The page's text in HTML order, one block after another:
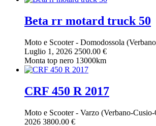
Beta rr motard truck 50
Moto e Scooter- Domodossola
Luglio 1, 2026 2500.00 €
Monta top nero 13000km
CRF 450 R 2017
Moto e Scooter- Varzo (Verbano-Cusio-
2026 3800.00 €